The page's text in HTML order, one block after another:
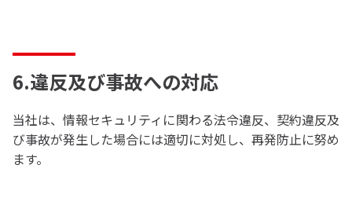
6.違反及び事故への対応
当社は、情報セキュリティに関わる法令違反、契約違反及
び事故が発生した場合には適切に対処し、再発防止に努め
ます。